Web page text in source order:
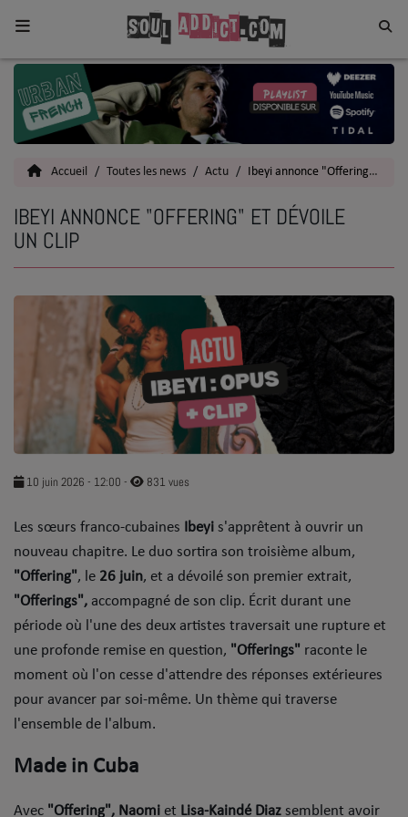
Home
Toutes les News
Actu
Interviews
Top 5
SOUL ADDICT PLAY
Flash News
Dans la Street
C quoi ton Actu ?
Dans ton Téléphone
Mic 2 Rue
URBAN CULTURE
Sport
Accueil Toutes les news Actu Ibeyi annonce "Offering" et dévoile un clip
IBEYI ANNONCE "OFFERING" ET DÉVOILE
UN CLIP
10 juin 2026 - 12:00 - 831 vues
Les sœurs franco-cubaines Ibeyi s'apprêtent à ouvrir un
nouveau chapitre. Le duo sortira son troisième album,
"Offering", le 26 juin, et a dévoilé son premier extrait,
"Offerings", accompagné de son clip. Écrit durant une
période où l'une des deux artistes traversait une rupture et
une profonde remise en question, "Offerings" raconte le
moment où l'on cesse d'attendre des réponses extérieures
pour avancer par soi-même. Un thème qui traverse
l'ensemble de l'album.
Made in Cuba
Avec "Offering", Naomi et Lisa-Kaindé Diaz semblent avoir